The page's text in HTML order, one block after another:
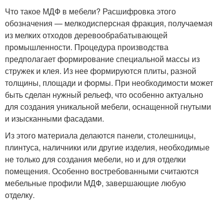
Что такое МДФ в мебели? Расшифровка этого
обозначения — мелкодисперсная фракция, получаемая
из мелких отходов деревообрабатывающей
промышленности. Процедура производства
предполагает формирование специальной массы из
стружек и клея. Из нее формируются плиты, разной
толщины, площади и формы. При необходимости может
быть сделан нужный рельеф, что особенно актуально
для создания уникальной мебели, оснащенной гнутыми
и изысканными фасадами.
Из этого материала делаются панели, столешницы,
плинтуса, наличники или другие изделия, необходимые
не только для создания мебели, но и для отделки
помещения. Особенно востребованными считаются
мебельные профили МДФ, завершающие любую
отделку.